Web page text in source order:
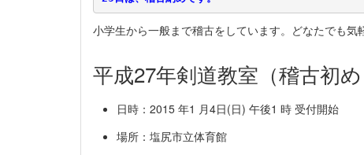
小学生から一般まで稽古をしています。どなたでも気
平成27年剣道教室（稽古初め
日時：2015 年1 月4日(日) 午後1 時 受付開始
場所：塩尻市立体育館